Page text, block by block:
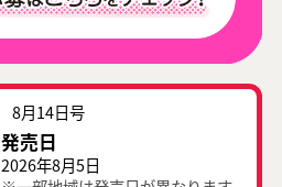
8月14日号
発売日
2026年8月5日